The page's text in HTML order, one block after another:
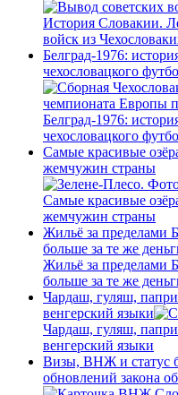
История Словакии.
войск из
Белград-1976:
чехословацкого
Белград-1976:
чехословацкого
Самые красивые
жемчужин страны
Самые красивые
жемчужин страны
Жильё за пределами
больше за те же
Жильё за пределами
больше за те же
Чардаш, гуляш,
венгерский языки
Чардаш, гуляш,
венгерский языки
Визы, ВНЖ и статус
обновлений закона